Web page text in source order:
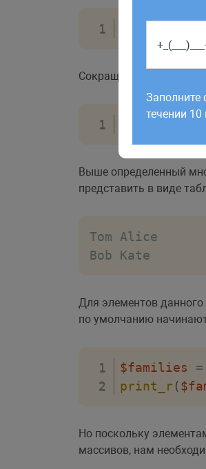
Сокращенное
Выше определенный
представить в виде
Tom Alice
Bob Kate
Для элементов
по умолчанию
$families =
print_r (
Но поскольку
массивов, нам
Работаем
рабочий
Заполните
течении 10